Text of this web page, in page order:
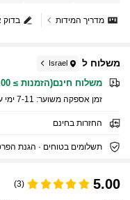
בדוק מדריך המידות
משלוח ל Israel
משלוח חינם(הזמנות ≥ ₪35.00)
זמן אספקה ​​משוער: 7-11 ימי עסקים
החזרות בחינם
תשלומים בטוחים · הגנת
5.00
(3)